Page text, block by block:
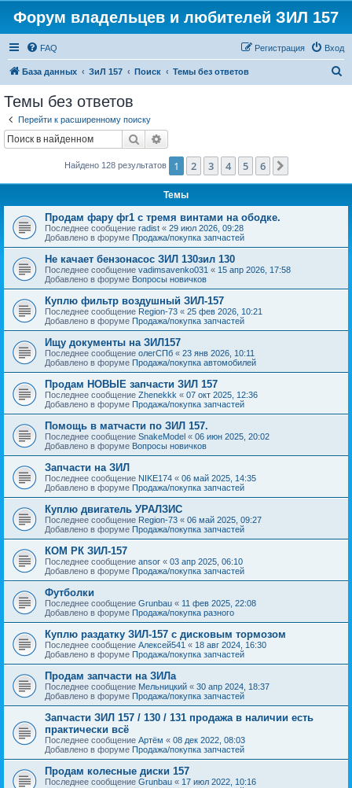
Форум владельцев и любителей ЗИЛ 157
FAQ Вход
Регистрация
База данных ЗиЛ 157 Поиск Темы без ответов
Темы без ответов
Перейти к расширенному поиску
Поиск
Найдено 128 результатов 1 2 3 4 5 6
Темы
Продам фару фг1 с тремя винтами на ободке.
Последнее сообщение radist « 29 июл 2026, 09:28
Добавлено в форуме Продажа/покупка запчастей
Не качает бензонасос ЗИЛ 130зил 130
Последнее сообщение vadimsavenko031 « 15 апр 2026, 17:58
Добавлено в форуме Вопросы новичков
Куплю фильтр воздушный ЗИЛ-157
Последнее сообщение Region-73 « 25 фев 2026, 10:21
Добавлено в форуме Продажа/покупка запчастей
Ищу документы на ЗИЛ157
Последнее сообщение олегСПб « 23 янв 2026, 10:11
Добавлено в форуме Продажа/покупка автомобилей
Продам НОВЫЕ запчасти ЗИЛ 157
Последнее сообщение Zhenekkk « 07 окт 2025, 12:36
Добавлено в форуме Продажа/покупка запчастей
Помощь в матчасти по ЗИЛ 157.
Последнее сообщение SnakeModel « 06 июн 2025, 20:02
Добавлено в форуме Вопросы новичков
Запчасти на ЗИЛ
Последнее сообщение NIKE174 « 06 май 2025, 14:35
Добавлено в форуме Продажа/покупка запчастей
Куплю двигатель УРАЛЗИС
Последнее сообщение Region-73 « 06 май 2025, 09:27
Добавлено в форуме Продажа/покупка запчастей
КОМ РК ЗИЛ-157
Последнее сообщение ansor « 03 апр 2025, 06:10
Добавлено в форуме Продажа/покупка запчастей
Футболки
Последнее сообщение Grunbau « 11 фев 2025, 22:08
Добавлено в форуме Продажа/покупка разного
Куплю раздатку ЗИЛ-157 с дисковым тормозом
Последнее сообщение Алексей541 « 18 авг 2024, 16:30
Добавлено в форуме Продажа/покупка запчастей
Продам запчасти на ЗИЛа
Последнее сообщение Мельницкий « 30 апр 2024, 18:37
Добавлено в форуме Продажа/покупка запчастей
Запчасти ЗИЛ 157 / 130 / 131 продажа в наличии есть
практически всё
Последнее сообщение Артём « 08 дек 2022, 08:03
Добавлено в форуме Продажа/покупка запчастей
Продам колесные диски 157
Последнее сообщение Grunbau « 17 июл 2022, 10:16